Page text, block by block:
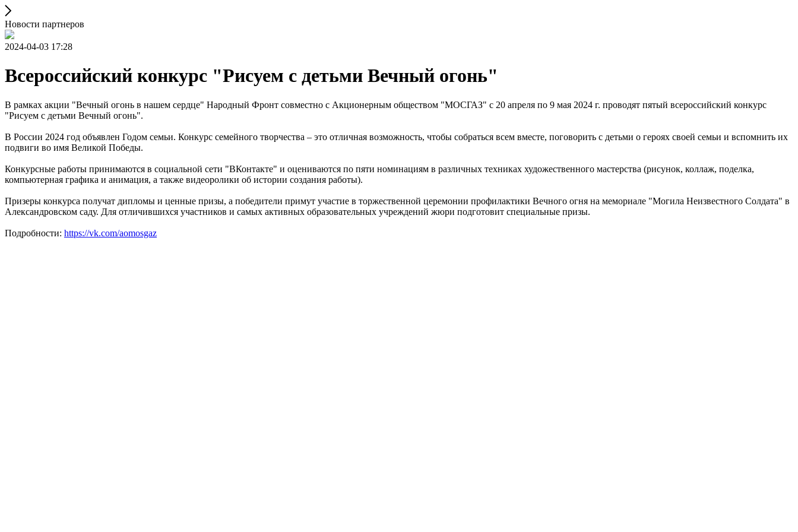
Новости партнеров
2024-04-03 17:28
Всероссийский конкурс "Рисуем с детьми Вечный огонь"
В рамках акции "Вечный огонь в нашем сердце" Народный Фронт совместно с Акционерным обществом "МОСГАЗ" с 20 апреля по 9 мая 2024 г. проводят пятый всероссийский конкурс
"Рисуем с детьми Вечный огонь".
В России 2024 год объявлен Годом семьи. Конкурс семейного творчества – это отличная возможность, чтобы собраться всем вместе, поговорить с детьми о героях своей семьи и вспомнить их
подвиги во имя Великой Победы.
Конкурсные работы принимаются в социальной сети "ВКонтакте" и оцениваются по пяти номинациям в различных техниках художественного мастерства (рисунок, коллаж, поделка,
компьютерная графика и анимация, а также видеоролики об истории создания работы).
Призеры конкурса получат дипломы и ценные призы, а победители примут участие в торжественной церемонии профилактики Вечного огня на мемориале "Могила Неизвестного Солдата" в
Александровском саду. Для отличившихся участников и самых активных образовательных учреждений жюри подготовит специальные призы.
Подробности: https://vk.com/aomosgaz